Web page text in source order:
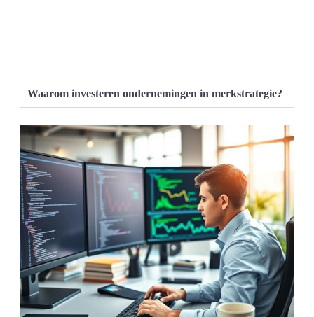
Waarom investeren ondernemingen in merkstrategie?